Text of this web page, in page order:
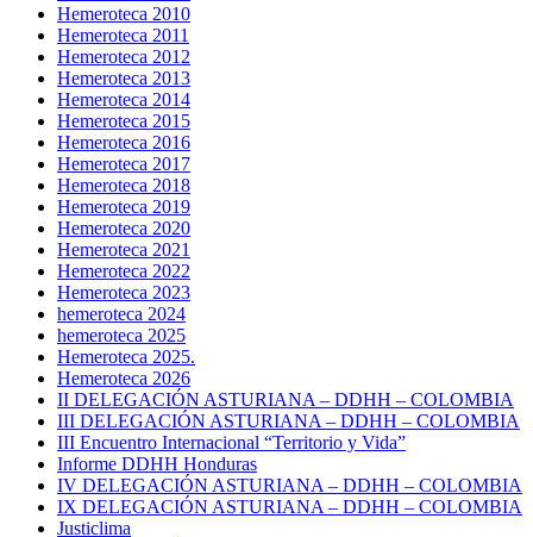
Hemeroteca 2010
Hemeroteca 2011
Hemeroteca 2012
Hemeroteca 2013
Hemeroteca 2014
Hemeroteca 2015
Hemeroteca 2016
Hemeroteca 2017
Hemeroteca 2018
Hemeroteca 2019
Hemeroteca 2020
Hemeroteca 2021
Hemeroteca 2022
Hemeroteca 2023
hemeroteca 2024
hemeroteca 2025
Hemeroteca 2025.
Hemeroteca 2026
II DELEGACIÓN ASTURIANA – DDHH – COLOMBIA
III DELEGACIÓN ASTURIANA – DDHH – COLOMBIA
III Encuentro Internacional “Territorio y Vida”
Informe DDHH Honduras
IV DELEGACIÓN ASTURIANA – DDHH – COLOMBIA
IX DELEGACIÓN ASTURIANA – DDHH – COLOMBIA
Justiclima